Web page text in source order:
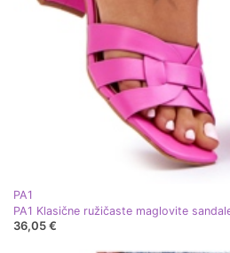
PA1
PA1 Klasične ružičaste maglovite
36,05 €